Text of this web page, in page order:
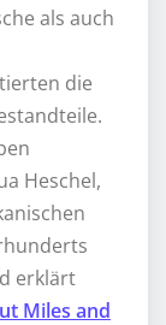
als auch
die
Heschel,
erklärt
Miles and